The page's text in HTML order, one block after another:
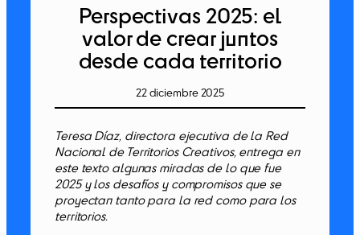
Perspectivas 2025: el
valor de crear juntos
desde cada territorio
22 diciembre 2025
Teresa Díaz, directora ejecutiva de la Red
Nacional de Territorios Creativos, entrega en
este texto algunas miradas de lo que fue
2025 y los desafíos y compromisos que se
proyectan tanto para la red como para los
territorios.